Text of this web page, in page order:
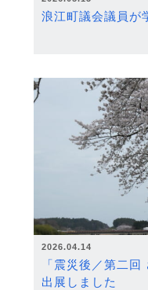
浪江町議会議員が
2026.04.14
「震災後／第二
出展しました